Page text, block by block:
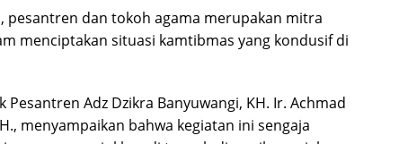
pesantren dan tokoh agama merupakan mitra
menciptakan situasi kamtibmas yang kondusif di
Pesantren Adz Dzikra Banyuwangi, KH. Ir. Achmad
menyampaikan bahwa kegiatan ini sengaja